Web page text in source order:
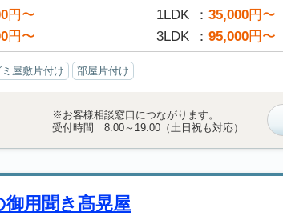
円〜 1LDK 35,000円〜
円〜 3LDK 95,000円〜
ミ屋敷片付け 部屋片付け
※お客様相談窓口につながります。
受付時間 8:00～19:00（土日祝も対応）
御用聞き髙晃屋